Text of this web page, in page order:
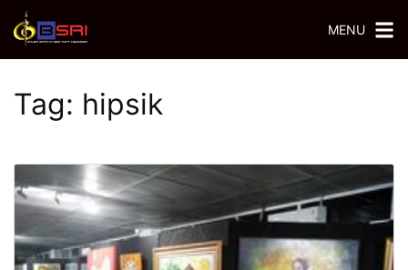
MENU
Tag: hipsik